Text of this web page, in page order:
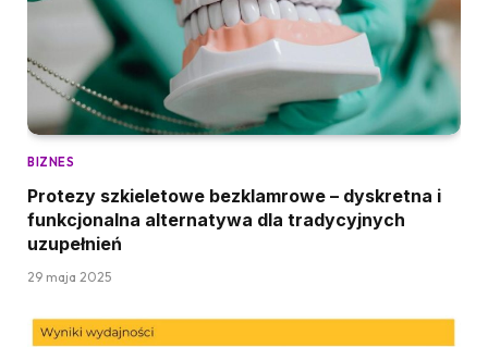
BIZNES
Protezy szkieletowe bezklamrowe – dyskretna i
funkcjonalna alternatywa dla tradycyjnych
uzupełnień
29 maja 2025